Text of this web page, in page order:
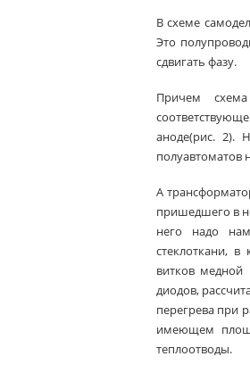
В схеме
Это
сдвигать фазу.
Причем
аноде(рис. 2).
полуавтоматов
А
пришедшего в
него надо
стеклоткани,
витков
диодов,
перегрева при
имеющем
теплоотводы.